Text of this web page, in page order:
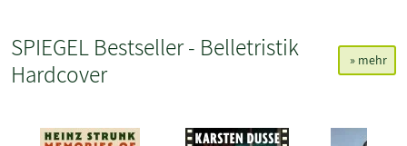
SPIEGEL Bestseller - Belletristik
Hardcover
» mehr